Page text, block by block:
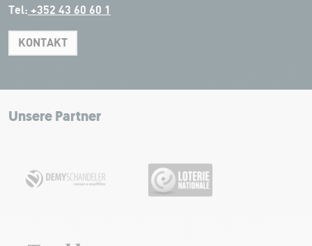
Tel: +352 43 60 60 1
KONTAKT
+
−
Leaflet|Map tiles by Carto, under CC BY 3.0. Data by OpenStreetMap, under
Unsere Partner